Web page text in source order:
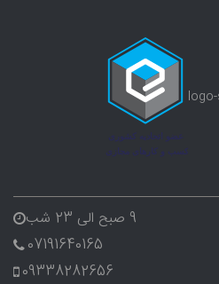
9 صبح الی 23 شب
07191640165
09338282656